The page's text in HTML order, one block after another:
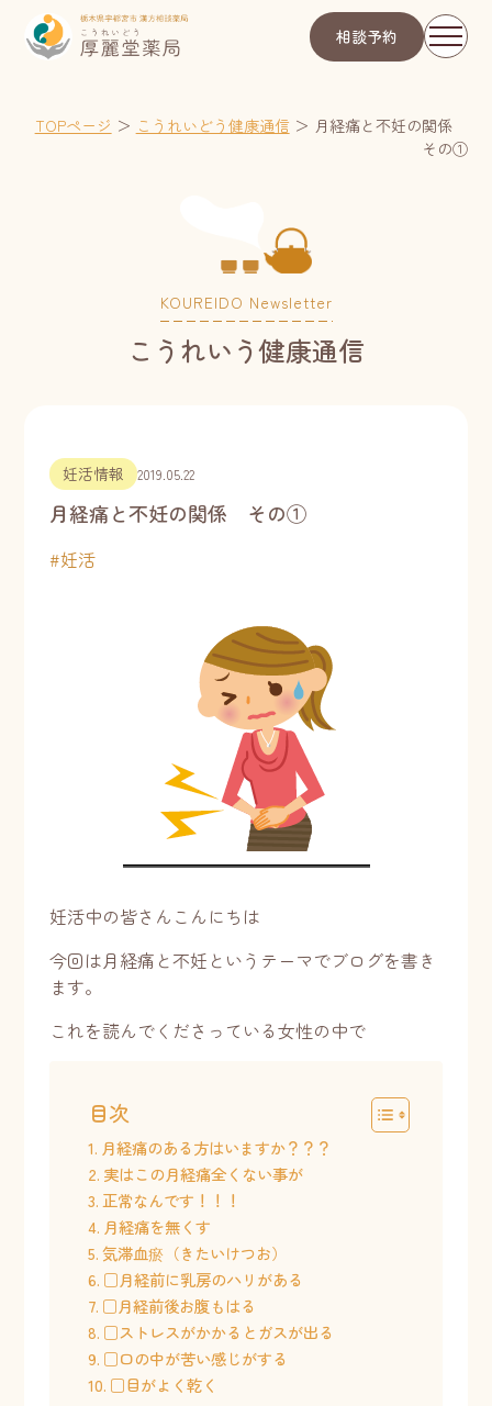
相談予約
TOPページ ＞ こうれいどう健康通信 ＞ 月経痛と不妊の関係
その①
KOUREIDO Newsletter
こうれいう健康通信
妊活情報 2019.05.22
月経痛と不妊の関係 その①
#妊活
妊活中の皆さんこんにちは
今回は月経痛と不妊というテーマでブログを書き
ます。
これを読んでくださっている女性の中で
目次
月経痛のある方はいますか？？？
実はこの月経痛全くない事が
正常なんです！！！
月経痛を無くす
気滞血瘀（きたいけつお）
□月経前に乳房のハリがある
□月経前後お腹もはる
□ストレスがかかるとガスが出る
□口の中が苦い感じがする
□目がよく乾く